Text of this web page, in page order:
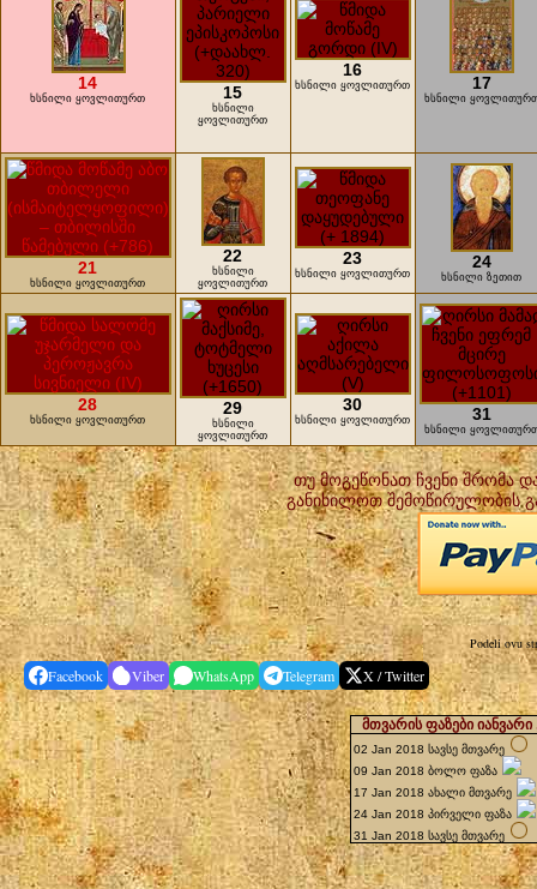
14
ხსნილი ყოვლითურთ 15
ხსნილი
ყოვლითურთ
16
ხსნილი ყოვლითურთ 17
ხსნილი
21
ხსნილი ყოვლითურთ
22
ხსნილი
ყოვლითურთ
23
ხსნილი ყოვლითურთ
24
ხსნილი ზეთით
28
ხსნილი ყოვლითურთ
29
ხსნილი
ყოვლითურთ
30
ხსნილი ყოვლითურთ 31
ხსნილი
თუ მოგეწონათ ჩვენი შრომა
განიხილოთ შემოწირულობის
Podeli ovu
Facebook Viber WhatsApp Telegram X / Twitter
მთვარის ფაზები
02 Jan 2018 სავსე მთვარე
09 Jan 2018 ბოლო ფაზა
17 Jan 2018 ახალი მთვარე
24 Jan 2018 პირველი ფაზა
31 Jan 2018 სავსე მთვარე